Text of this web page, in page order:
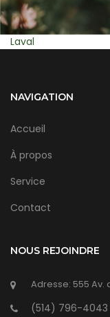
NAVIGATION
Accueil
À propos
Service
Contact
NOUS REJOINDRE
Adresse: 555 Av.
(514) 796-4043